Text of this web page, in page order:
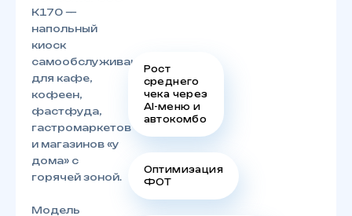
K170 —
напольный
киоск
самообслуживания
для кафе,
кофеен,
фастфуда,
гастромаркетов
и магазинов «у
дома» с
горячей зоной.
Модель
Рост
среднего
чека через
AI-меню и
автокомбо
Оптимизация
ФОТ